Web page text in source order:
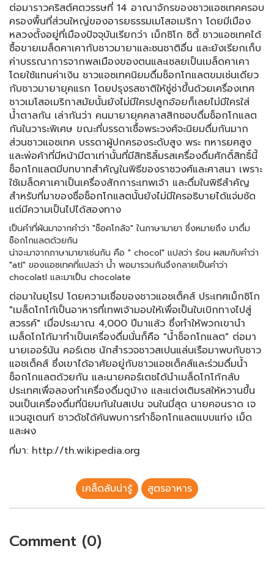
ต่อมาราวคริสต์ศตวรรษที่ 14 อาณาจักรของชาวแอซเทคครอบ
ครองพื้นที่ส่วนใหญ่ของอารยธรรมเมโสอเมริกา โดยมีเมือง
หลวงตั้งอยู่ที่เมืองปัจจุบันเรียกว่า เม็กซิโก ซิตี้ ชาวแอซเทคได้
ซื้อขายเมล็ดคาเคากับชาวมายาและชนชาติอื่น และยังเรียกเก็บ
ค่าบรรณาการจากพลเมืองของตนและเชลยเป็นเมล็ดคาเคา
โดยใช้แทนค่าเงิน ชาวแอซเทคนิยมดื่มช็อกโกแลตขมเช่นเดียว
กับชาวมายายุคแรก โดยปรุงรสชาติให้ซู่ซ่าขึ้นด้วยเครื่องเทศ
ชาวเมโสอเมริกาสมัยนั้นยังไม่มีใครปลูกอ้อยก็เลยไม่มีใครใส่
น้ำตาลกัน เล่ากันว่า คนมายายุคคลาสสิกชอบดื่มช็อกโกแลต
กันในวาระพิเศษ ขณะที่บรรดาเชื้อพระวงศ์จะนิยมดื่มกันมาก
ส่วนชาวแอซเทค บรรดาผู้ปกครองระดับสูง พระ ทหารยศสูง
และพ่อค้าที่มีหน้ามีตาเท่านั้นที่มีสิทธิลิ้มรสเครื่องดื่มศักดิ์สิทธิ์นี้
ช็อกโกแลตมีบทบาทสำคัญในพิธีของราชวงศ์และศาสนา เพราะ
ใช้เมล็ดคาเคาเป็นเครื่องสักการะเทพเจ้า และดื่มในพิธีสำคัญ
สำหรับที่มาของชื่อช็อกโกแลตนั้นยังไม่มีใครอธิบายได้แจ่มชัด
แต่มีความเป็นไปได้สองทาง
เป็นคำที่ผันมาจากคำว่า "ช็อคโกลัจ" ในภาษามายา ซึ่งหมายถึง มาดื่ม
ช็อกโกแลตด้วยกัน
น่าจะมาจากภาษามายาเช่นกัน คือ " chocol" แปลว่า ร้อน ผสมกับคำว่า
"atl" ของแอซเทคที่แปลว่า น้ำ พอมารวมกันจึงกลายเป็นคำว่า
chocolatl และมาเป็น chocolate
ต่อมาในยุโรป โดยความเชื่อของชาวแอชเต็คส์ ประเทศเม็กซิโก
"เมล็ดโกโก้เป็นอาหารที่เทพเจ้ามอบให้เพื่อเป็นใบเบิกทางไปสู่
สวรรค์" เมื่อประมาณ 4,000 ปีมาแล้ว ซึ่งทำให้พวกเขานำ
เมล็ดโกโก้มาทำเป็นเครื่องดื่มนั่นก็คือ "น้ำช็อกโกแลต" ต่อมา
นายเออร์นัน คอร์เตช นักสำรวจชาวสเปนแล่นเรือมาพบกับชาว
แอชเต็คส์ ซึ่งเขาได้อาศัยอยู่กับชาวแอชเต็คส์และร่วมดื่มน้ำ
ช็อกโกแลตด้วยกัน และนายคอร์เตชได้นำเมล็ดโกโก้กลับ
ประเทศเพื่อลองทำเครื่องดื่มดูบ้าง และแต่งเติมรสให้หวานขึ้น
จนเป็นเครื่องดื่มที่นิยมกันในสเปน จนในมี่สุด นายคอนราด เจ
แวนฮูเตนท์ ชาวดัชได้ค้นพบการทำช็อกโกแลตแบบแท่ง เม็ด
และผง
ที่มา: http://th.wikipedia.org
เคล็ดลับน่ารู้ สูตรอาหาร
Comment (0)